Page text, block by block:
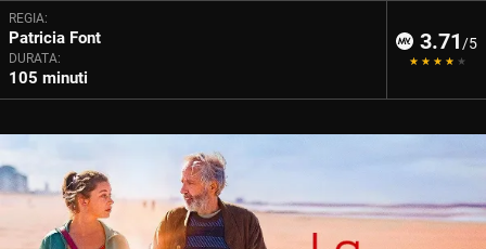
REGIA:
Patricia Font
DURATA:
105 minuti
3.71 /5